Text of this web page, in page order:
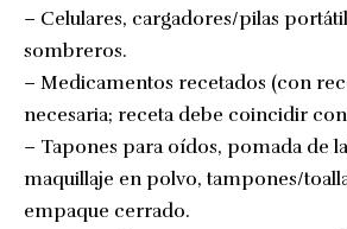
– Celulares, cargadores/pilas
sombreros.
– Medicamentos recetados (con
necesaria; receta debe coincidir
– Tapones para oídos, pomada de
maquillaje en polvo, tampones/
empaque cerrado.